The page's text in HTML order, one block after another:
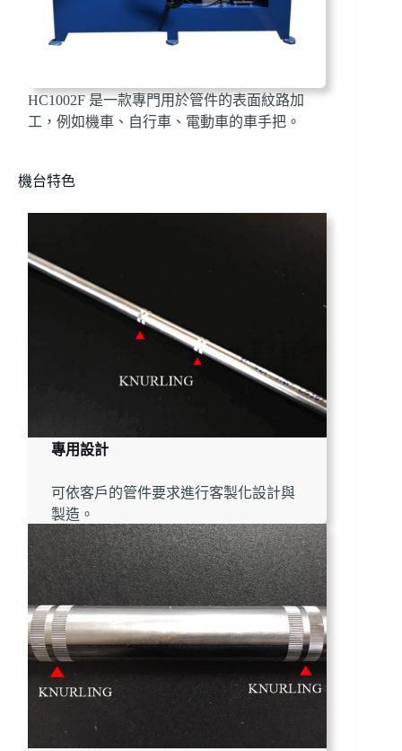
HC1002F 是一款專門用於管件的表面紋路加
工，例如機車、自行車、電動車的車手把。
機台特色
專用設計
可依客戶的管件要求進行客製化設計與
製造。